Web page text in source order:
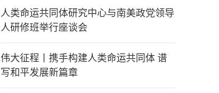
人类命运共同体研究中心与南美政党领导
人研修班举行座谈会
伟大征程丨携手构建人类命运共同体 谱
写和平发展新篇章